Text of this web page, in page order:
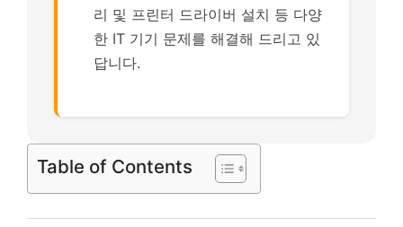
리 및 프린터 드라이버 설치 등 다양
한 IT 기기 문제를 해결해 드리고 있
답니다.
Table of Contents